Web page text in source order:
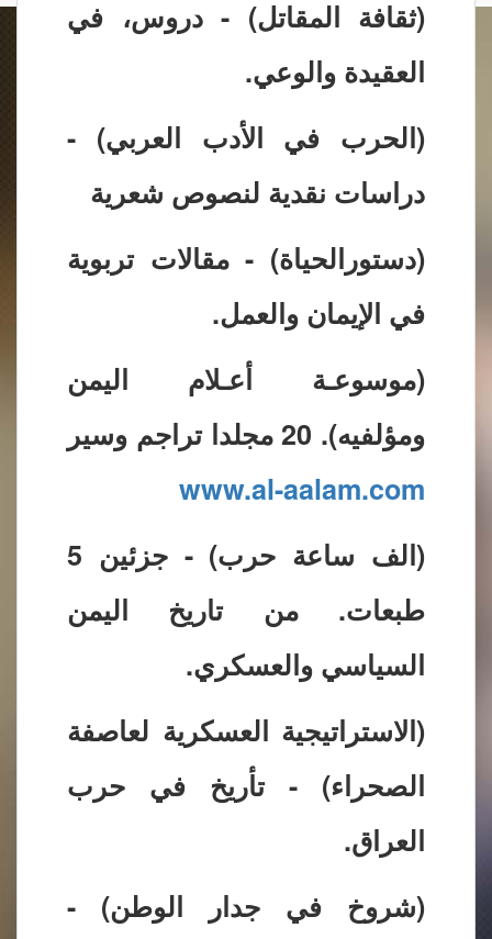
(ثقافة المقاتل) - دروس، في
العقيدة والوعي.
(الحرب في الأدب العربي) -
دراسات نقدية لنصوص شعرية
(دستورالحياة) - مقالات تربوية
في الإيمان والعمل.
(موسوعـة أعـلام اليمن
ومؤلفيه). 20 مجلدا تراجم وسير
www.al-aalam.com
(الف ساعة حرب) - جزئين 5
طبعات. من تاريخ اليمن
السياسي والعسكري.
(الاستراتيجية العسكرية لعاصفة
الصحراء) - تأريخ في حرب
العراق.
(شروخ في جدار الوطن) -